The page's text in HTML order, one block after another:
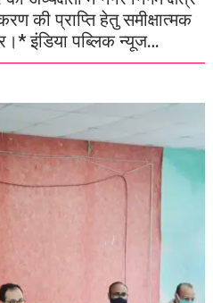
की प्राप्ति हेतु समीक्षात्मक
इंडिया पब्लिक न्यूज…